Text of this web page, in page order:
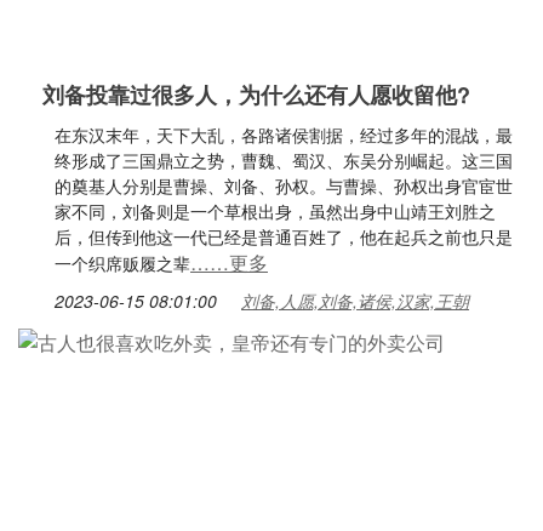
刘备投靠过很多人，为什么还有人愿收留他?
在东汉末年，天下大乱，各路诸侯割据，经过多年的混战，最
终形成了三国鼎立之势，曹魏、蜀汉、东吴分别崛起。这三国
的奠基人分别是曹操、刘备、孙权。与曹操、孙权出身官宦世
家不同，刘备则是一个草根出身，虽然出身中山靖王刘胜之
后，但传到他这一代已经是普通百姓了，他在起兵之前也只是
一个织席贩履之辈……更多
2023-06-15 08:01:00 刘备,人愿,刘备,诸侯,汉家,王朝